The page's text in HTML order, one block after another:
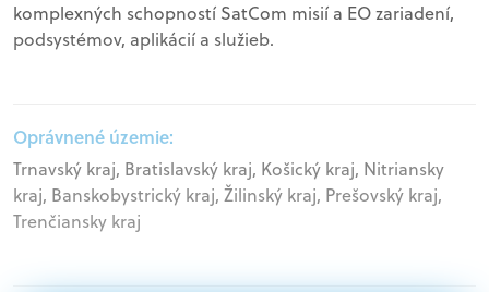
komplexných schopností SatCom misií a EO zariadení,
podsystémov, aplikácií a služieb.
Oprávnené územie:
Trnavský kraj, Bratislavský kraj, Košický kraj, Nitriansky
kraj, Banskobystrický kraj, Žilinský kraj, Prešovský kraj,
Trenčiansky kraj